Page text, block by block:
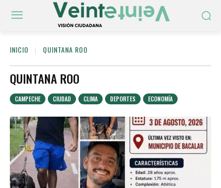
INICIO QUINTANA ROO
QUINTANA ROO
CAMPECHE CIUDAD CLIMA DEPORTES ECONOMÍA